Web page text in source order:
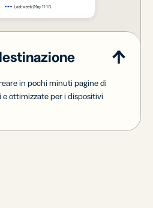
in pochi minuti pagine di
ottimizzate per i dispositivi